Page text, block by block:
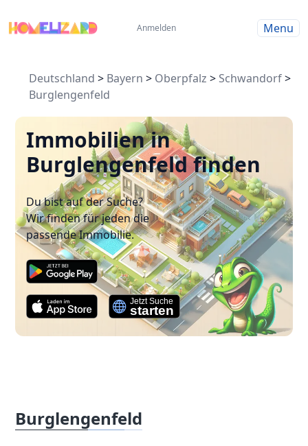
Anmelden Menu
Deutschland > Bayern > Oberpfalz > Schwandorf>
Burglengenfeld
Immobilien in
Burglengenfeld finden
Du bist auf der Suche?
Wir finden für jeden die
passende Immobilie.
Burglengenfeld